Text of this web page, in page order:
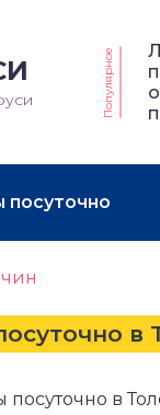
Популярное
посуточно
в
в